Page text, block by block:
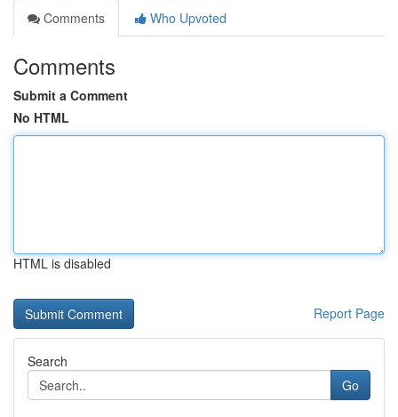
Comments
Who Upvoted
Comments
Submit a Comment
No HTML
HTML is disabled
Report Page
Search
Go